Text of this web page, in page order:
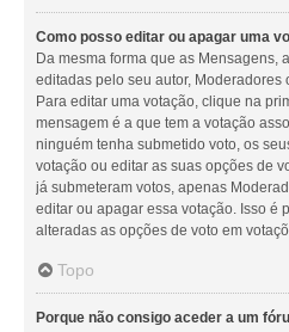
Como posso editar ou apagar uma
Da mesma forma que as Mensagens,
editadas pelo seu autor, Moderadores
Para editar uma votação, clique na
mensagem é a que tem a votação
ninguém tenha submetido voto, os
votação ou editar as suas opções de
já submeteram votos, apenas
editar ou apagar essa votação. Isso é
alteradas as opções de voto em
Topo
Porque não consigo aceder a um